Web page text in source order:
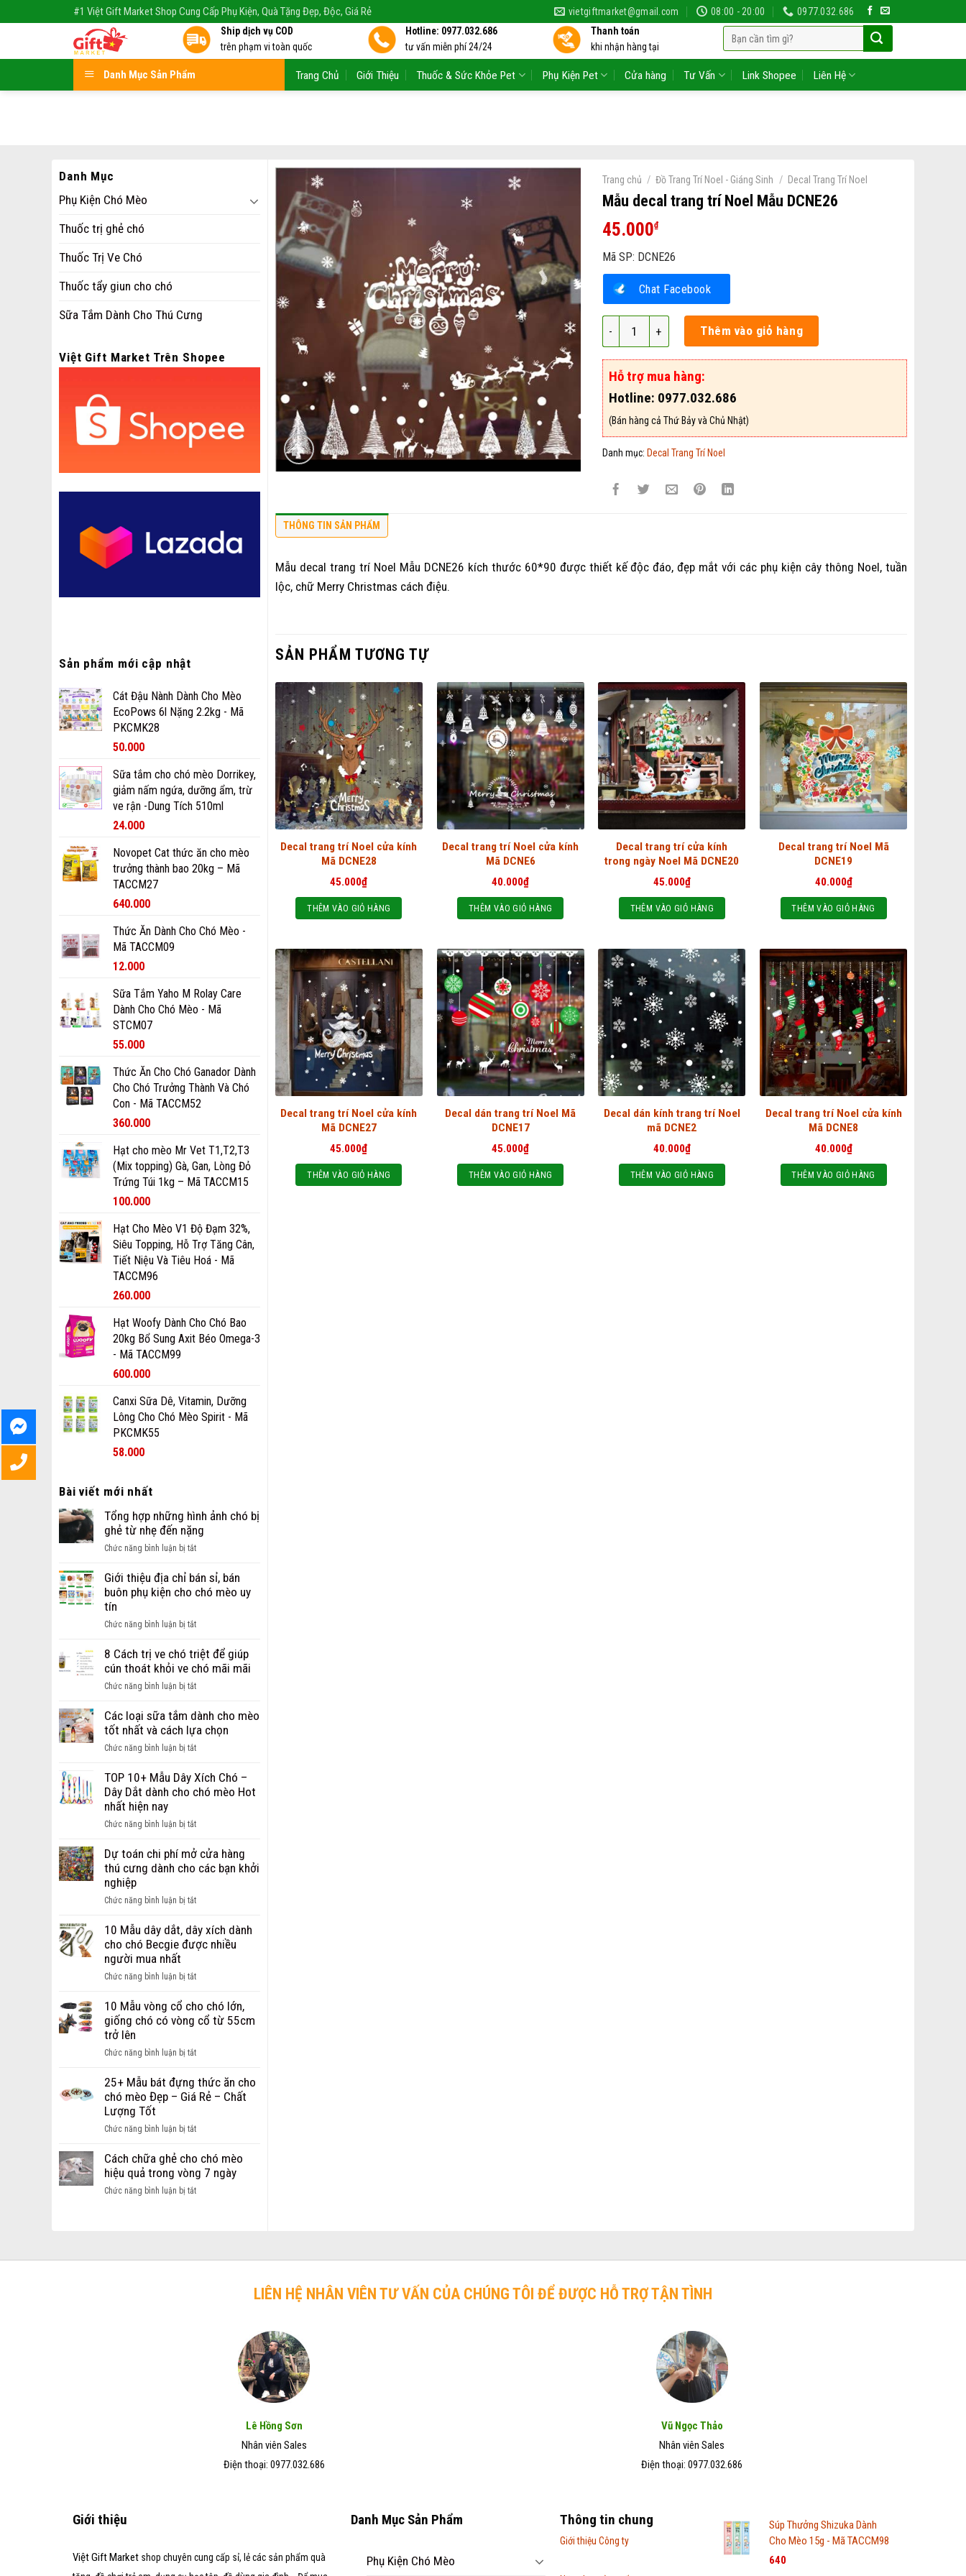
#1 Việt Gift Market Shop Cung Cấp Phụ Kiện, Quà Tặng Đẹp, Độc, Giá Rẻ vietgiftmarket@gmail.com 08:00 - 20:00
0977.032.686
Ship dịch vụ COD
trên phạm vi toàn quốc
Hotline: 0977.032.686
tư vấn miễn phí 24/24
Thanh toán
khi nhận hàng tại
Tìm
kiếm:
Danh Mục Sản Phẩm Trang Chủ Giới Thiệu Thuốc & Sức Khỏe Pet Phụ Kiện Pet Cửa hàng Tư Vấn Link Shopee Liên Hệ
Danh Mục
Phụ Kiện Chó Mèo
Thuốc trị ghẻ chó
Thuốc Trị Ve Chó
Thuốc tẩy giun cho chó
Sữa Tắm Dành Cho Thú Cưng
Việt Gift Market Trên Shopee
Sản phẩm mới cập nhật
Cát Đậu Nành Dành Cho Mèo
EcoPows 6l Nặng 2.2kg - Mã
PKCMK28
50.000
Sữa tắm cho chó mèo Dorrikey,
giảm nấm ngứa, dưỡng ẩm, trừ
ve rận -Dung Tích 510ml
24.000
Novopet Cat thức ăn cho mèo
trưởng thành bao 20kg – Mã
TACCM27
640.000
Thức Ăn Dành Cho Chó Mèo -
Mã TACCM09
12.000
Sữa Tắm Yaho M Rolay Care
Dành Cho Chó Mèo - Mã
STCM07
55.000
Thức Ăn Cho Chó Ganador Dành
Cho Chó Trưởng Thành Và Chó
Con - Mã TACCM52
360.000
Hạt cho mèo Mr Vet T1,T2,T3
(Mix topping) Gà, Gan, Lòng Đỏ
Trứng Túi 1kg – Mã TACCM15
100.000
Hạt Cho Mèo V1 Độ Đạm 32%,
Siêu Topping, Hỗ Trợ Tăng Cân,
Tiết Niệu Và Tiêu Hoá - Mã
TACCM96
260.000
Hạt Woofy Dành Cho Chó Bao
20kg Bổ Sung Axit Béo Omega-3
- Mã TACCM99
600.000
Canxi Sữa Dê, Vitamin, Dưỡng
Lông Cho Chó Mèo Spirit - Mã
PKCMK55
58.000
Bài viết mới nhất
Tổng hợp những hình ảnh chó bị
ghẻ từ nhẹ đến nặng
Chức năng bình luận bị tắtở
hợp
những
chó
ghẻ
từ
nhẹ
nặng
Giới thiệu địa chỉ bán sỉ, bán
buôn phụ kiện cho chó mèo uy
tín
Chức năng bình luận bị tắtở
thiệu
địa
bán
bán
buôn
phụ
cho
chó
tín
8 Cách trị ve chó triệt để giúp
cún thoát khỏi ve chó mãi mãi
Chức năng bình luận bị tắtở
Cách
trị
chó
để
giúp
thoát
ve
chó
Các loại sữa tắm dành cho mèo
tốt nhất và cách lựa chọn
Chức năng bình luận bị tắtở
loại
sữa
cho
tốt
nhất
cách
chọn
TOP 10+ Mẫu Dây Xích Chó –
Dây Dắt dành cho chó mèo Hot
nhất hiện nay
Chức năng bình luận bị tắtở
10+
Mẫu
Chó
Dây
Dắt
cho
Hot
nhất
nay
Dự toán chi phí mở cửa hàng
thú cưng dành cho các bạn khởi
nghiệp
Chức năng bình luận bị tắtở
toán
chi
cửa
thú
cưng
cho
bạn
khởi
nghiệp
10 Mẫu dây dắt, dây xích dành
cho chó Becgie được nhiều
người mua nhất
Chức năng bình luận bị tắtở
Mẫu
dây
xích
cho
chó
được
người
mua
nhất
10 Mẫu vòng cổ cho chó lớn,
giống chó có vòng cổ từ 55cm
trở lên
Chức năng bình luận bị tắtở
Mẫu
vòng
chó
giống
chó
có
25+ Mẫu bát đựng thức ăn cho
chó mèo Đẹp – Giá Rẻ – Chất
Lượng Tốt
Chức năng bình luận bị tắtở
Mẫu
bát
thức
Cách chữa ghẻ cho chó mèo
hiệu quả trong vòng 7 ngày
Chức năng bình luận bị tắtở
chó
Trang chủ / Đồ Trang Trí Noel - Giáng Sinh / Decal Trang Trí Noel
Mẫu decal trang trí Noel Mẫu DCNE26
45.000₫
Mã SP: DCNE26
Chat Facebook
Mẫu decal trang trí Noel Mẫu DCNE26 số lượng
Thêm vào giỏ hàng
Hỗ trợ mua hàng:
Hotline: 0977.032.686
(Bán hàng cả Thứ Bảy và Chủ Nhật)
Danh mục: Decal Trang Trí Noel
THÔNG TIN SẢN PHẨM
Mẫu decal trang trí Noel Mẫu DCNE26 kích thước 60*90 được thiết kế độc đáo, đẹp mắt với các phụ kiện cây thông Noel, tuần
lộc, chữ Merry Christmas cách điệu.
SẢN PHẨM TƯƠNG TỰ
Decal trang trí Noel cửa kính
Mã DCNE28
45.000₫
THÊM VÀO GIỎ HÀNG
Decal trang trí Noel cửa kính
Mã DCNE6
40.000₫
THÊM VÀO GIỎ HÀNG
Decal trang trí cửa kính
trong ngày Noel Mã DCNE20
45.000₫
THÊM VÀO GIỎ HÀNG
Decal trang trí Noel Mã
DCNE19
40.000₫
THÊM VÀO GIỎ HÀNG
Decal trang trí Noel cửa kính
Mã DCNE27
45.000₫
THÊM VÀO GIỎ HÀNG
Decal dán trang trí Noel Mã
DCNE17
45.000₫
THÊM VÀO GIỎ HÀNG
Decal dán kính trang trí Noel
mã DCNE2
40.000₫
THÊM VÀO GIỎ HÀNG
Decal trang trí Noel cửa kính
Mã DCNE8
40.000₫
THÊM VÀO GIỎ HÀNG
LIÊN HỆ NHÂN VIÊN TƯ VẤN CỦA CHÚNG TÔI ĐỂ ĐƯỢC HỖ TRỢ TẬN TÌNH
Lê Hồng Sơn
Nhân viên Sales
Điện thoại: 0977.032.686
Vũ Ngọc Thảo
Nhân viên Sales
Điện thoại: 0977.032.686
Giới thiệu
Việt Gift Marketshop chuyên cung cấp sỉ, lẻ các sản phẩm quà
Danh Mục Sản Phẩm
Phụ Kiện Chó Mèo
Thông tin chung
Giới thiệu Công ty
Súp Thưởng Shizuka Dành
Cho Mèo 15g - Mã TACCM98
640